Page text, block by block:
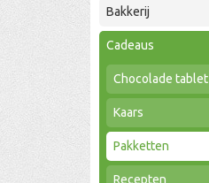
Bakkerij
Cadeaus
Chocolade tablet
Kaars
Pakketten
Recepten